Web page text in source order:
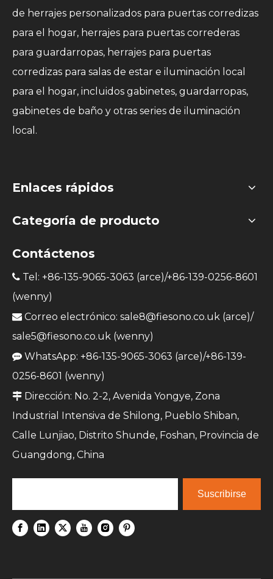
de herrajes personalizados para puertas corredizas
para el hogar, herrajes para puertas correderas
para guardarropas, herrajes para puertas
corredizas para salas de estar e iluminación local
para el hogar, incluidos gabinetes, guardarropas,
gabinetes de baño y otras series de iluminación
local.
Enlaces rápidos
Categoría de producto
Contáctenos
 Tel: +86-135-9065-3063 (arce)/+86-139-0256-8601
(wenny)
 Correo electrónico: sale8@fiesono.co.uk (arce)/
sale5@fiesono.co.uk (wenny)
 WhatsApp: +86-135-9065-3063 (arce)/+86-139-
0256-8601 (wenny)
 Dirección: No. 2-2, Avenida Yongye, Zona
Industrial Intensiva de Shilong, Pueblo Shiban,
Calle Lunjiao, Distrito Shunde, Foshan, Provincia de
Guangdong, China
Suscribirse